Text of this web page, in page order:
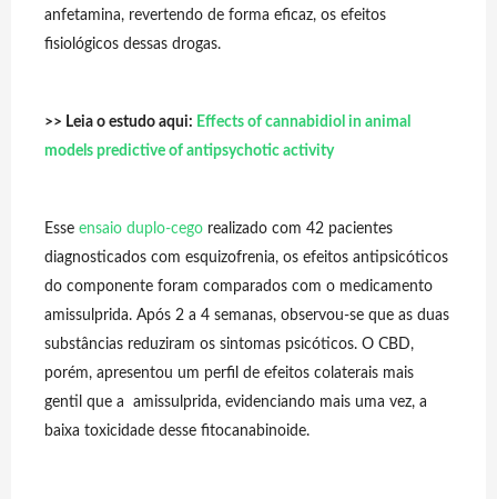
anfetamina, revertendo de forma eficaz, os efeitos
fisiológicos dessas drogas.
>> Leia o estudo aqui: Effects of cannabidiol in animal
models predictive of antipsychotic activity
Esse ensaio duplo-cego realizado com 42 pacientes
diagnosticados com esquizofrenia, os efeitos antipsicóticos
do componente foram comparados com o medicamento
amissulprida. Após 2 a 4 semanas, observou-se que as duas
substâncias reduziram os sintomas psicóticos. O CBD,
porém, apresentou um perfil de efeitos colaterais mais
gentil que a amissulprida, evidenciando mais uma vez, a
baixa toxicidade desse fitocanabinoide.